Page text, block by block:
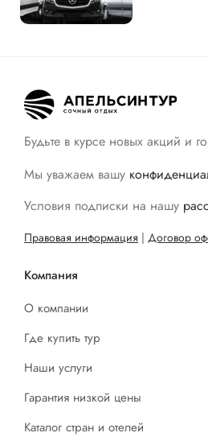
Будьте в курсе новых акций и
Мы уважаем вашу
Условия подписки на нашу
Правовая информация | Договор
Компания
О компании
Где купить тур
Наши услуги
Гарантия низкой цены
Каталог стран и отелей